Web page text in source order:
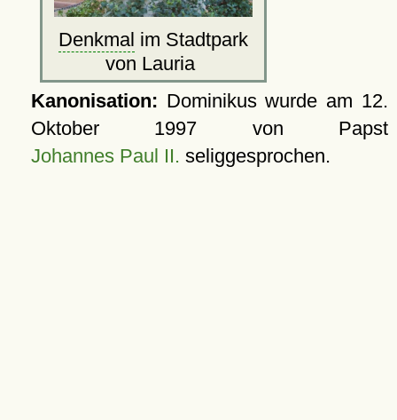
Denkmal im Stadtpark
von Lauria
Kanonisation: Dominikus wurde am 12.
Oktober 1997 von Papst
Johannes Paul II. seliggesprochen.